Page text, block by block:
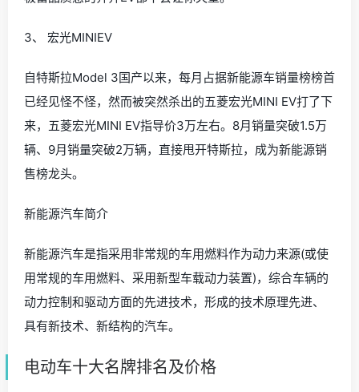
3、 宏光MINIEV
自特斯拉Model 3国产以来，每月占据新能源车销量榜榜首
已经见怪不怪，然而被突然杀出的五菱宏光MINI EV打了下
来，五菱宏光MINI EV指导价3万左右。8月销量突破1.5万
辆、9月销量突破2万辆，直接甩开特斯拉，成为新能源销
售榜龙头。
新能源汽车简介
新能源汽车是指采用非常规的车用燃料作为动力来源(或使
用常规的车用燃料、采用新型车载动力装置)，综合车辆的
动力控制和驱动方面的先进技术，形成的技术原理先进、
具有新技术、新结构的汽车。
电动车十大名牌排名及价格